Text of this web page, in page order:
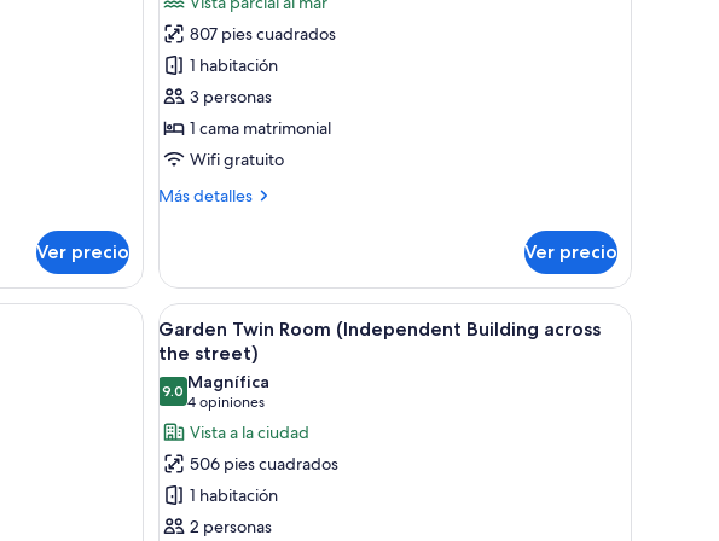
Ver precio
Habitación
doble
ejecutiva
(Ocean
Suite
with
jacuzzi)
807 pies cuadrados
1 habitación
3 personas
1 cama matrimonial
Wifi gratuito
Más detalles
Más
doble
ejecutiva
(Ocean
Suite
jacuzzi)
Ver precio
habitación con paredes de vidrio y una cama.
de hotel moderna con un amplio ventanal corredero que da a una zona de piscina privada.
Abrir
todas
las
fotos
de
Garden
Twin
Room
Habitación de hotel con dos camas, un
7
Garden Twin Room (Independent Building across
the street)
9.09.0 de 10
Magnífica
4 opiniones
(4
opiniones)
Vista a la ciudad
506 pies cuadrados
1 habitación
2 personas